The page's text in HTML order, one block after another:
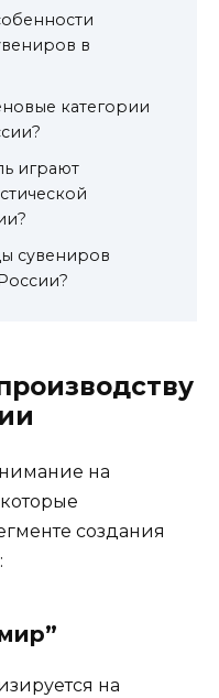
в
категории
играют
сувениров
на
создания
на